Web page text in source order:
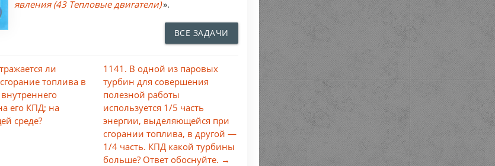
явления (43 Тепловые двигатели)».
ВСЕ ЗАДАЧИ
ли
топлива в
его КПД; на
среде?
1141. В одной из паровых
турбин для совершения
полезной работы
используется 1/5 часть
энергии, выделяющейся при
сгорании топлива, в другой —
1/4 часть. КПД какой турбины
больше? Ответ обоснуйте. →